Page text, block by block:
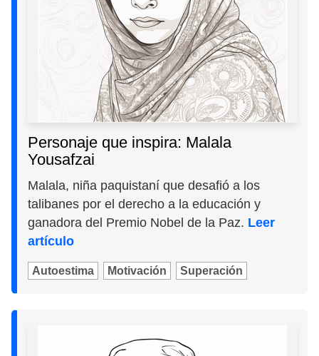
Personaje que inspira: Malala
Yousafzai
Malala, niña paquistaní que desafió a los
talibanes por el derecho a la educación y
ganadora del Premio Nobel de la Paz. Leer
artículo
Autoestima Motivación Superación